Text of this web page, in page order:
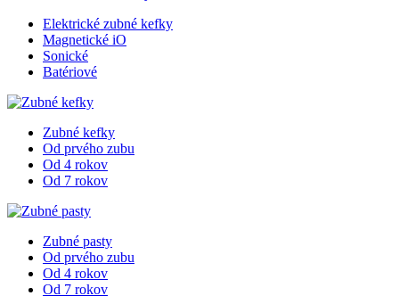
Elektrické zubné kefky
Magnetické iO
Sonické
Batériové
Zubné kefky
Od prvého zubu
Od 4 rokov
Od 7 rokov
Zubné pasty
Od prvého zubu
Od 4 rokov
Od 7 rokov